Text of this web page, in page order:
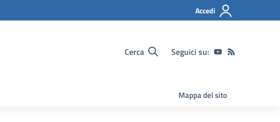
Accedi
Cerca Seguici su:
Mappa del sito